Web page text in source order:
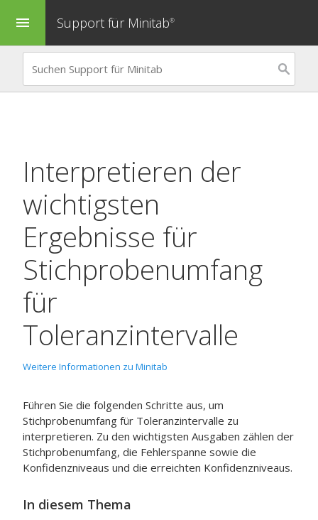
menu Support für Minitab®
Interpretieren der
wichtigsten
Ergebnisse für
Stichprobenumfang
für
Toleranzintervalle
Weitere Informationen zu Minitab
Führen Sie die folgenden Schritte aus, um
Stichprobenumfang für Toleranzintervalle zu
interpretieren. Zu den wichtigsten Ausgaben zählen der
Stichprobenumfang, die Fehlerspanne sowie die
Konfidenzniveaus und die erreichten Konfidenzniveaus.
In diesem Thema